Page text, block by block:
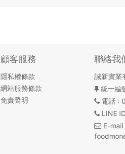
顧客服務
隱私權條款
網站服務條款
免責聲明
聯絡我
誠新實業
統一編
電話:
LINE ID
E-mail